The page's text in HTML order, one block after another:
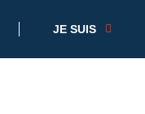
JE SUIS